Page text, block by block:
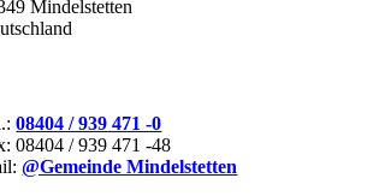
Mindelstetten
08404 / 939 471 -0
08404 / 939 471 -48
@Gemeinde Mindelstetten